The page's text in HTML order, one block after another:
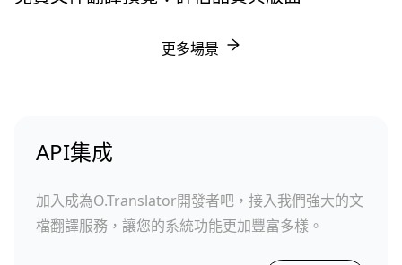
更多場景
API集成
加入成為O.Translator開發者吧，接入我們強大的文
檔翻譯服務，讓您的系統功能更加豐富多樣。